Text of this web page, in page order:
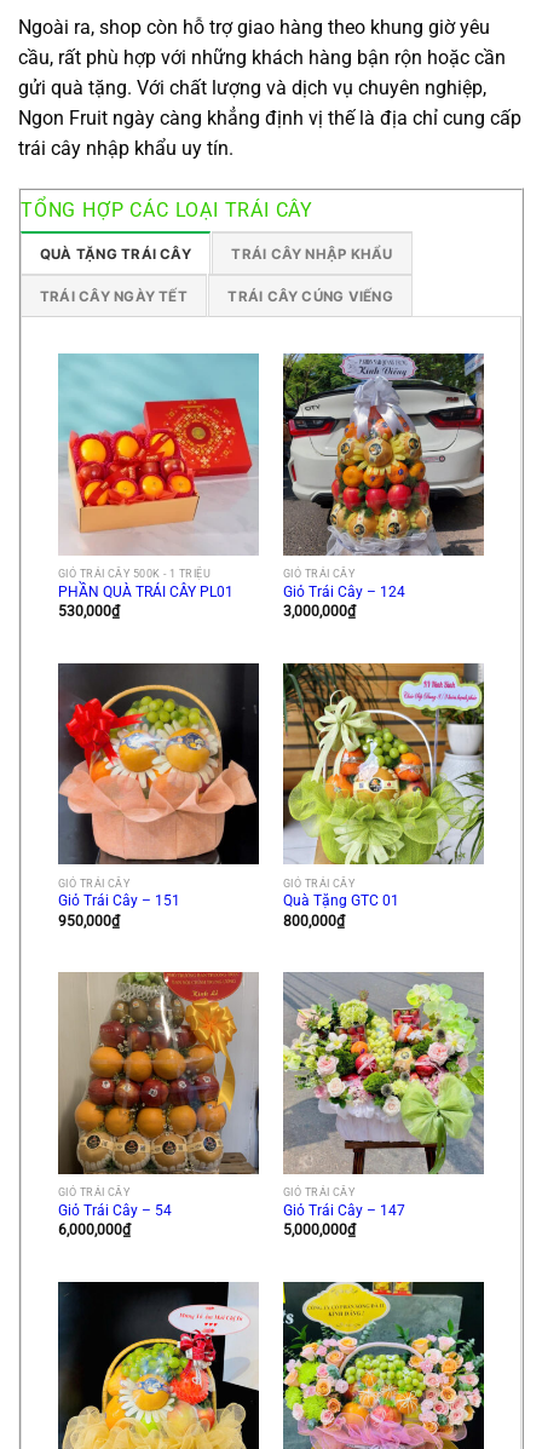
Ngoài ra, shop còn hỗ trợ giao hàng theo khung giờ yêu
cầu, rất phù hợp với những khách hàng bận rộn hoặc cần
gửi quà tặng. Với chất lượng và dịch vụ chuyên nghiệp,
Ngon Fruit ngày càng khẳng định vị thế là địa chỉ cung cấp
trái cây nhập khẩu uy tín.
TỔNG HỢP CÁC LOẠI TRÁI CÂY
QUÀ TẶNG TRÁI CÂY TRÁI CÂY NHẬP KHẨU
TRÁI CÂY NGÀY TẾT TRÁI CÂY CÚNG VIẾNG
GIỎ TRÁI CÂY 500K - 1 TRIỆU
PHẦN QUÀ TRÁI CÂY PL01
530,000₫
GIỎ TRÁI CÂY
Giỏ Trái Cây – 124
3,000,000₫
GIỎ TRÁI CÂY
Giỏ Trái Cây – 151
950,000₫
GIỎ TRÁI CÂY
Quà Tặng GTC 01
800,000₫
GIỎ TRÁI CÂY
Giỏ Trái Cây – 54
6,000,000₫
GIỎ TRÁI CÂY
Giỏ Trái Cây – 147
5,000,000₫